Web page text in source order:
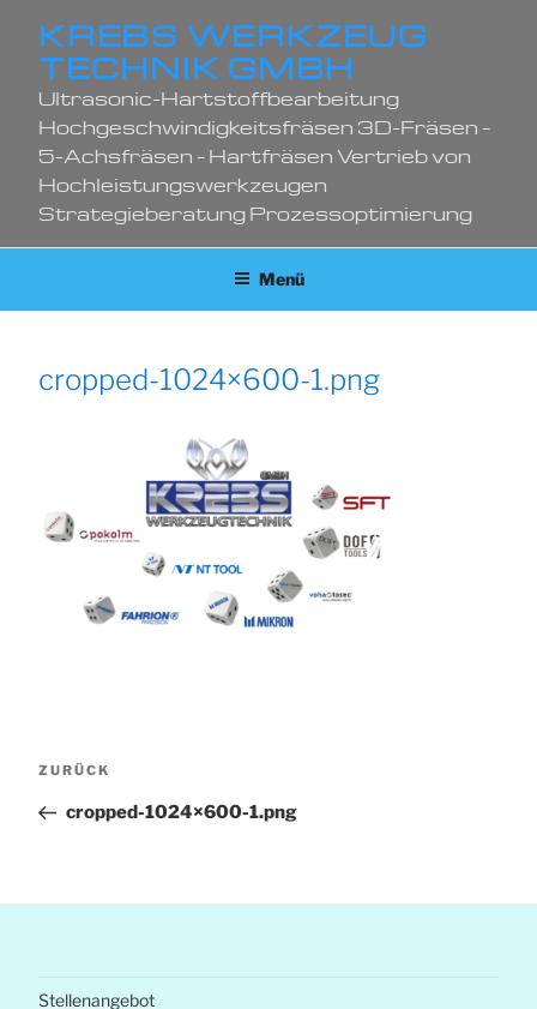
Inhalt
springen
KREBS WERKZEUG
TECHNIK GMBH
Ultrasonic-Hartstoffbearbeitung
Hochgeschwindigkeitsfräsen 3D-Fräsen –
5-Achsfräsen – Hartfräsen Vertrieb von
Hochleistungswerkzeugen
Strategieberatung Prozessoptimierung
Menü
cropped-1024×600-1.png
Vorheriger
ZURÜCK
cropped-1024×600-1.png
Stellenangebot